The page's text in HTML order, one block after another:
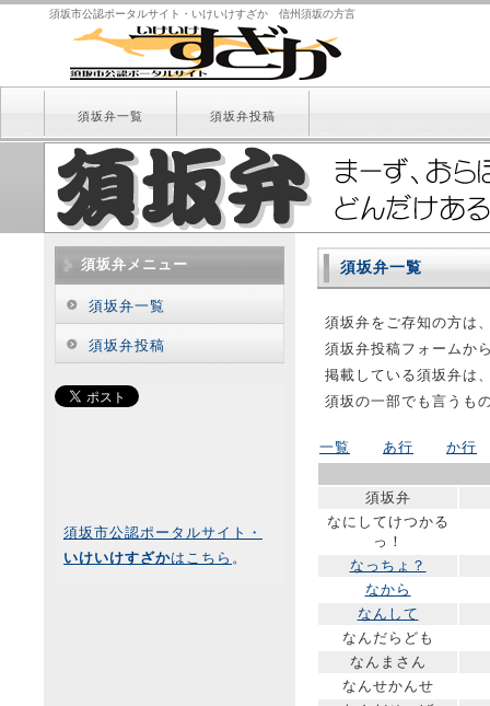
須坂市公認ポータルサイト・いけいけすざか 信州須坂の方言
須坂弁一覧 須坂弁投稿
須坂弁一覧
須坂弁をご存知の方は
須坂弁投稿フォームか
掲載している須坂弁は
須坂の一部でも言うも
一覧 あ行 か行
須坂弁
なにしてけつかる
っ！
なっちょ？
なから
なんして
なんだらども
なんまさん
なんせかんせ
須坂弁メニュー
須坂弁一覧
須坂弁投稿
須坂市公認ポータルサイト・
いけいけすざかはこちら 。